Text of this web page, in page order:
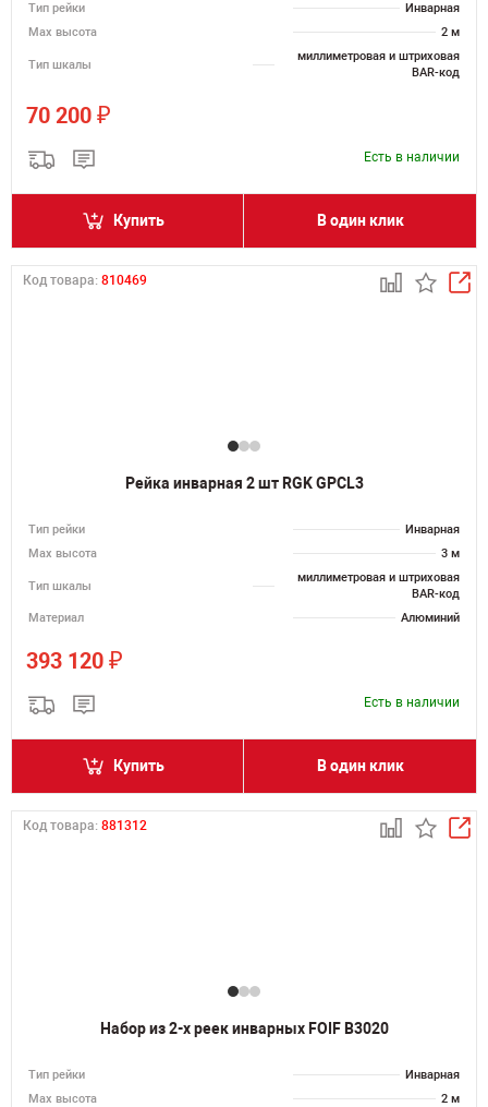
Тип рейки
Инварная
Мах высота
2 м
Тип шкалы
миллиметровая и штриховая
BAR-код
70 200 ₽
Есть в наличии
Купить В один клик
Код товара: 810469
Рейка инварная 2 шт RGK GPCL3
Тип рейки
Инварная
Мах высота
3 м
Тип шкалы
миллиметровая и штриховая
BAR-код
Материал
Алюминий
393 120 ₽
Есть в наличии
Купить В один клик
Код товара: 881312
Набор из 2-х реек инварных FOIF B3020
Тип рейки
Инварная
Мах высота
2 м